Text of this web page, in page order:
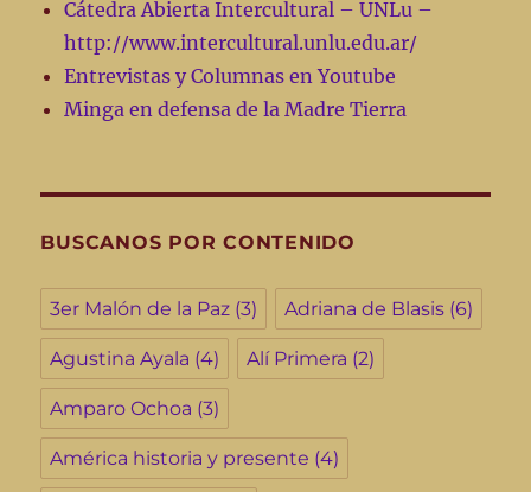
Cátedra Abierta Intercultural – UNLu –
http://www.intercultural.unlu.edu.ar/
Entrevistas y Columnas en Youtube
Minga en defensa de la Madre Tierra
BUSCANOS POR CONTENIDO
3er Malón de la Paz (3) Adriana de Blasis (6)
Agustina Ayala (4) Alí Primera (2)
Amparo Ochoa (3)
América historia y presente (4)